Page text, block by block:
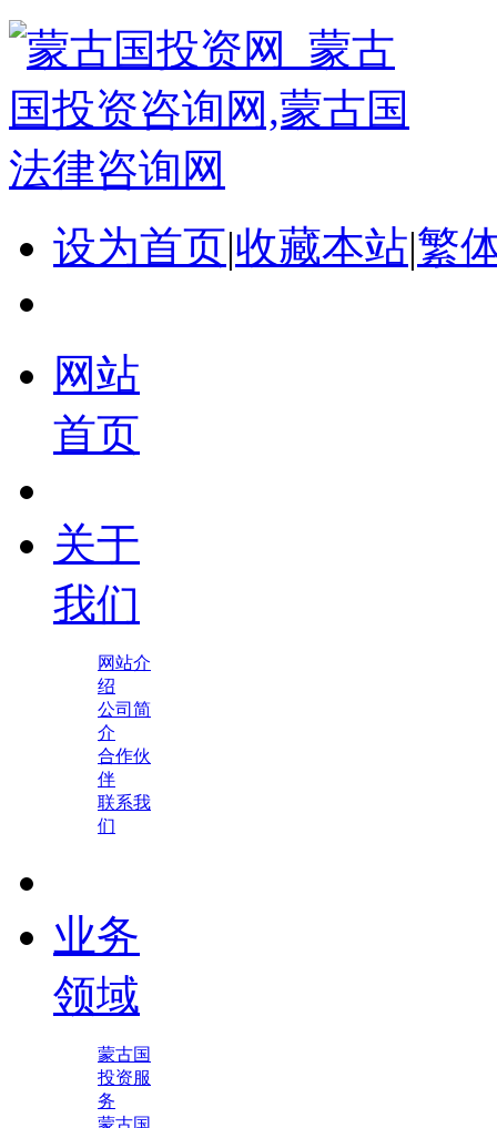
设为首页|收藏本站|繁
网站
首页
关于
我们
网站介
绍
公司简
介
合作伙
伴
联系我
们
业务
领域
蒙古国
投资服
务
蒙古国